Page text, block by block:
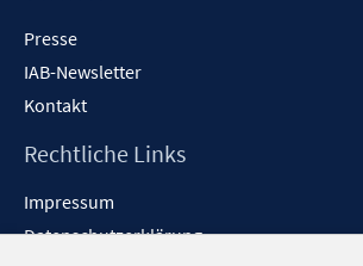
Presse
IAB-Newsletter
Kontakt
Rechtliche Links
Impressum
Datenschutzerklärung